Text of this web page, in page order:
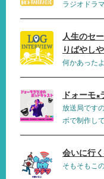
ラジオドラ
人生のセ
りばやし
何かあった
ドォーモ
放送局です
ボで制作し
会いに行
そもそもこ